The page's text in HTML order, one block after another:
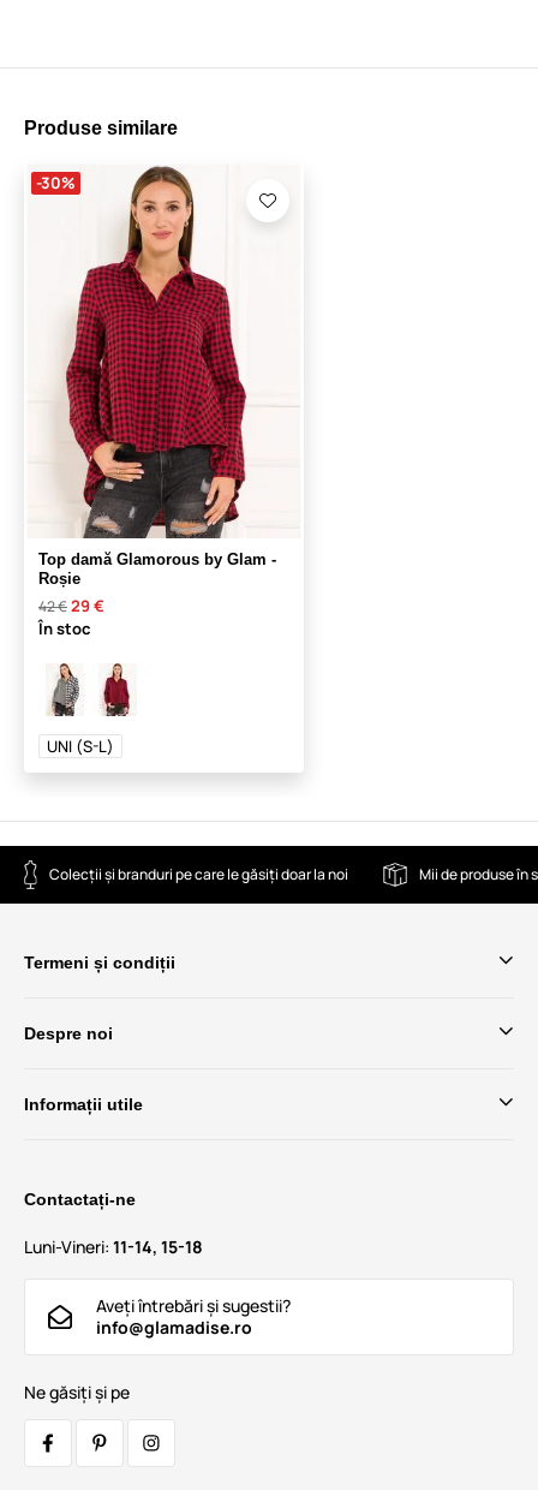
Produse similare
-30%
Top damă Glamorous by Glam -
Roșie
42 €29 €
În stoc
UNI (S-L)
Colecții și branduri pe care le găsiți doar la noi Mii de produse în
Termeni și condiții
Despre noi
Informații utile
Contactați-ne
Luni-Vineri: 11-14, 15-18
Aveți întrebări și sugestii?
info@glamadise.ro
Ne găsiți și pe